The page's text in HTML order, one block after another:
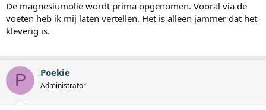
De magnesiumolie wordt prima opgenomen. Vooral via de
voeten heb ik mij laten vertellen. Het is alleen jammer dat het
kleverig is.
P Poekie
Administrator